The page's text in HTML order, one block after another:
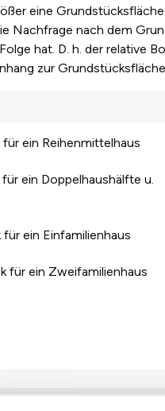
eine
Nachfrage nach dem
hat. D. h. der relative
zur Grundstücksfläche.
für ein Reihenmittelhaus
ein Doppelhaushälfte u.
für ein Einfamilienhaus
für ein Zweifamilienhaus